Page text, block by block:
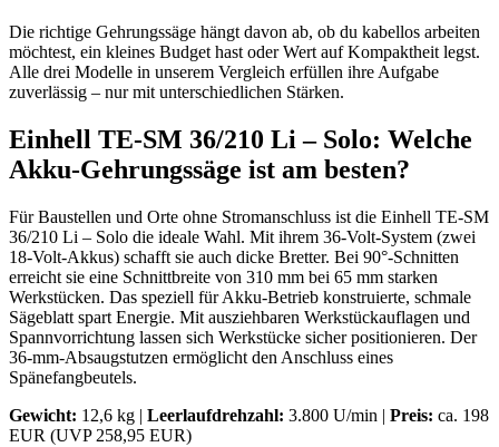
Die richtige Gehrungssäge hängt davon ab, ob du kabellos arbeiten
möchtest, ein kleines Budget hast oder Wert auf Kompaktheit legst.
Alle drei Modelle in unserem Vergleich erfüllen ihre Aufgabe
zuverlässig – nur mit unterschiedlichen Stärken.
Einhell TE-SM 36/210 Li – Solo: Welche
Akku-Gehrungssäge ist am besten?
Für Baustellen und Orte ohne Stromanschluss ist die Einhell TE-SM
36/210 Li – Solo die ideale Wahl. Mit ihrem 36-Volt-System (zwei
18-Volt-Akkus) schafft sie auch dicke Bretter. Bei 90°-Schnitten
erreicht sie eine Schnittbreite von 310 mm bei 65 mm starken
Werkstücken. Das speziell für Akku-Betrieb konstruierte, schmale
Sägeblatt spart Energie. Mit ausziehbaren Werkstückauflagen und
Spannvorrichtung lassen sich Werkstücke sicher positionieren. Der
36-mm-Absaugstutzen ermöglicht den Anschluss eines
Spänefangbeutels.
Gewicht: 12,6 kg | Leerlaufdrehzahl: 3.800 U/min | Preis: ca. 198
EUR (UVP 258,95 EUR)